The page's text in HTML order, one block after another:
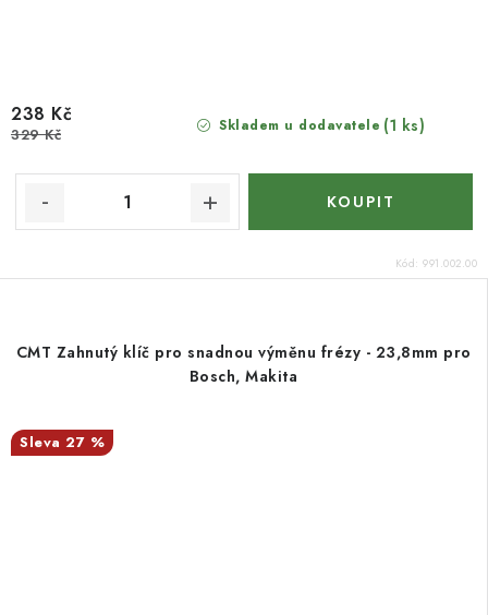
Skladem u dodavatele (1 ks)
238 Kč
329 Kč
Kód: 991.002.00
CMT Zahnutý klíč pro snadnou výměnu frézy - 23,8mm pro
Bosch, Makita
27 %